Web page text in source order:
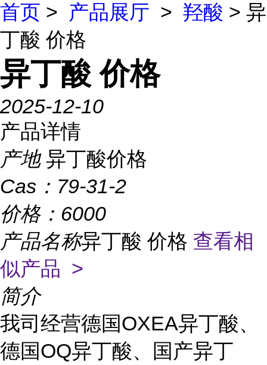
首页 > 产品展厅 > 羟酸 > 异
丁酸 价格
异丁酸 价格
2025-12-10
产品详情
产地 异丁酸价格
Cas： 79-31-2
价格： 6000
产品名称异丁酸 价格 查看相
似产品 >
简介
我司经营德国OXEA异丁酸、
德国OQ异丁酸、国产异丁